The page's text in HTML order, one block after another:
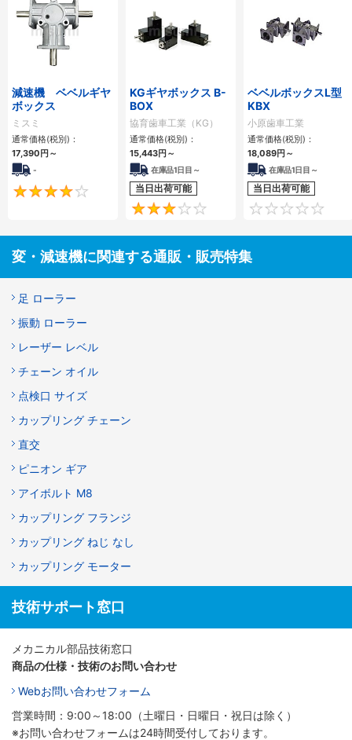
減速機 ベベルギヤ
ボックス
ミスミ
通常価格(税別)：
17,390円～
-
4
KGギヤボックス B-
BOX
協育歯車工業（KG）
通常価格(税別)：
15,443円～
在庫品1日目～
当日出荷可能
3
ベベルボックスL型
KBX
小原歯車工業
通常価格(税別)：
18,089円～
在庫品1日目～
当日出荷可能
変・減速機に関連する通販・販売特集
足 ローラー
振動 ローラー
レーザー レベル
チェーン オイル
点検口 サイズ
カップリング チェーン
直交
ピニオン ギア
アイボルト M8
カップリング フランジ
カップリング ねじ なし
カップリング モーター
技術サポート窓口
メカニカル部品技術窓口
商品の仕様・技術のお問い合わせ
Webお問い合わせフォーム
営業時間：9:00～18:00（土曜日・日曜日・祝日は除く）
※お問い合わせフォームは24時間受付しております。